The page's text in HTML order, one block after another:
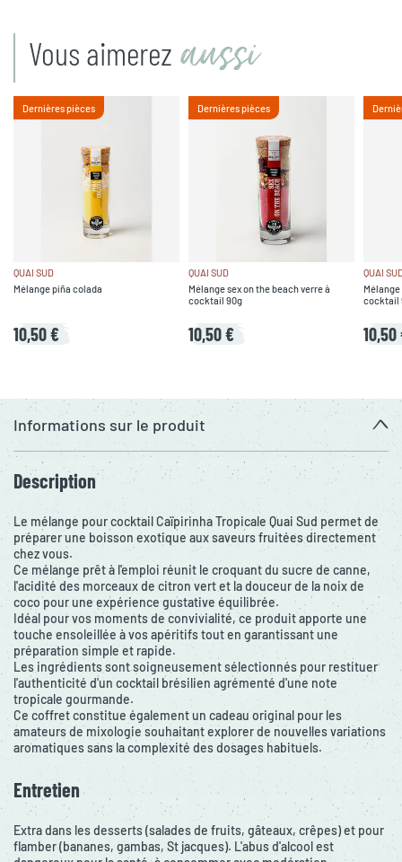
Vous aimerez aussi
Dernières pièces
QUAI SUD
Mélange piña colada
10,50 €
Dernières pièces
QUAI SUD
Mélange sex on the beach verre à
cocktail 90g
10,50 €
QUAI
cocktail
10,50
Informations sur le produit
Description
Le mélange pour cocktail Caïpirinha Tropicale Quai Sud permet de
préparer une boisson exotique aux saveurs fruitées directement
chez vous.
Ce mélange prêt à l'emploi réunit le croquant du sucre de canne,
l'acidité des morceaux de citron vert et la douceur de la noix de
coco pour une expérience gustative équilibrée.
Idéal pour vos moments de convivialité, ce produit apporte une
touche ensoleillée à vos apéritifs tout en garantissant une
préparation simple et rapide.
Les ingrédients sont soigneusement sélectionnés pour restituer
l'authenticité d'un cocktail brésilien agrémenté d'une note
tropicale gourmande.
Ce coffret constitue également un cadeau original pour les
amateurs de mixologie souhaitant explorer de nouvelles variations
aromatiques sans la complexité des dosages habituels.
Entretien
Extra dans les desserts (salades de fruits, gâteaux, crêpes) et pour
flamber (bananes, gambas, St jacques). L'abus d'alcool est